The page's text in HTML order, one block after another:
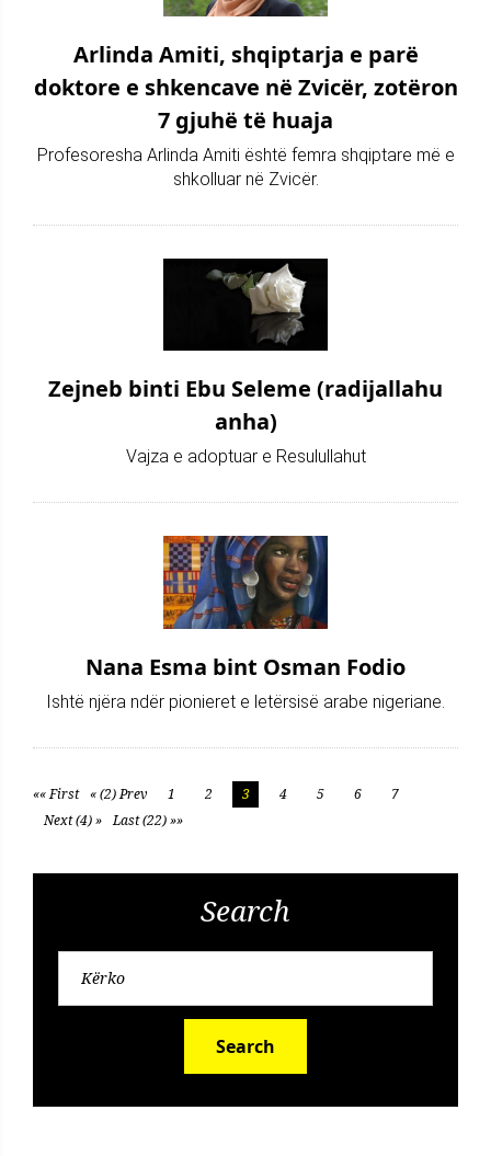
Arlinda Amiti, shqiptarja e parë
doktore e shkencave në Zvicër, zotëron
7 gjuhë të huaja
Profesoresha Arlinda Amiti është femra shqiptare më e
shkolluar në Zvicër.
Zejneb binti Ebu Seleme (radijallahu
anha)
Vajza e adoptuar e Resulullahut
Nana Esma bint Osman Fodio
Ishtë njëra ndër pionieret e letërsisë arabe nigeriane.
«« First « (2) Prev 1 2 3 4 5 6
7
Next (4) » Last (22) »»
Search
Search